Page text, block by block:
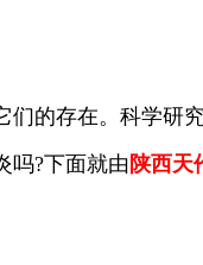
的存在。科学研
吗?下面就由 陕西天